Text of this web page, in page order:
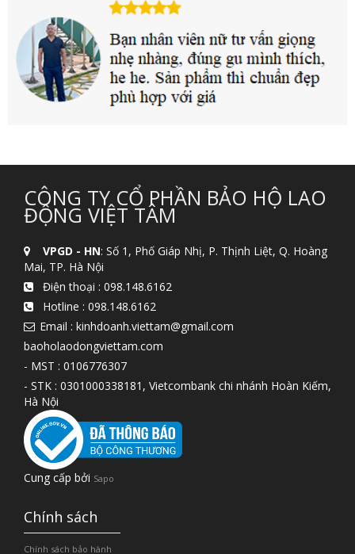
CÔNG TY CỔ PHẦN BẢO HỘ LAO
ĐỘNG VIỆT TÂM
VPGD - HN: Số 1, Phố Giáp Nhị, P. Thịnh Liệt, Q. Hoàng
Mai, TP. Hà Nội
Điện thoại : 098.148.6162
Hotline : 098.148.6162
Email : kinhdoanh.viettam@gmail.com
baoholaodongviettam.com
- MST : 0106776307
- STK : 0301000338181, Vietcombank chi nhánh Hoàn Kiếm,
Hà Nội
Cung cấp bởi Sapo
Chính sách
Chính sách bảo hành